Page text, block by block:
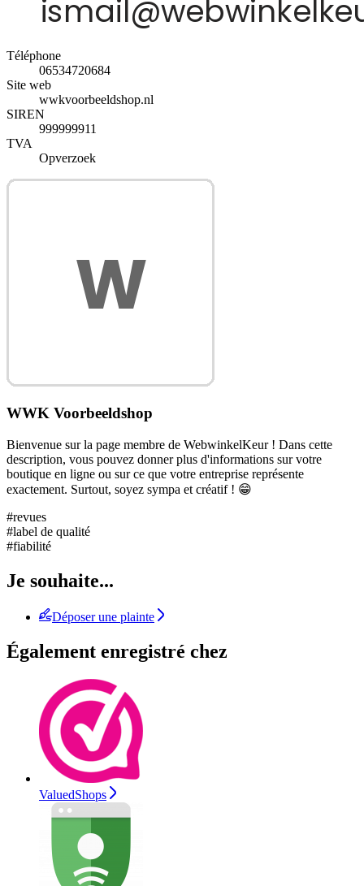
Téléphone
06534720684
Site web
wwkvoorbeeldshop.nl
SIREN
999999911
TVA
Opverzoek
WWK Voorbeeldshop
Bienvenue sur la page membre de WebwinkelKeur ! Dans cette
description, vous pouvez donner plus d'informations sur votre
boutique en ligne ou sur ce que votre entreprise représente
exactement. Surtout, soyez sympa et créatif ! 😁
#revues
#label de qualité
#fiabilité
Je souhaite...
Déposer une plainte
Également enregistré chez
ValuedShops